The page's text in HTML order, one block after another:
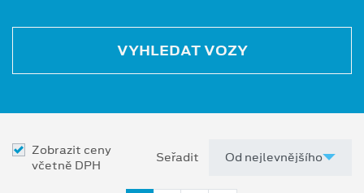
VYHLEDAT VOZY
Zobrazit ceny
včetně DPH
Seřadit